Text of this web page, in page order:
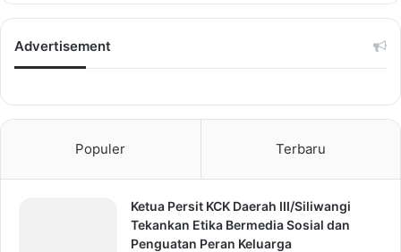
Advertisement
Populer Terbaru
Ketua Persit KCK Daerah III/Siliwangi
Tekankan Etika Bermedia Sosial dan
Penguatan Peran Keluarga